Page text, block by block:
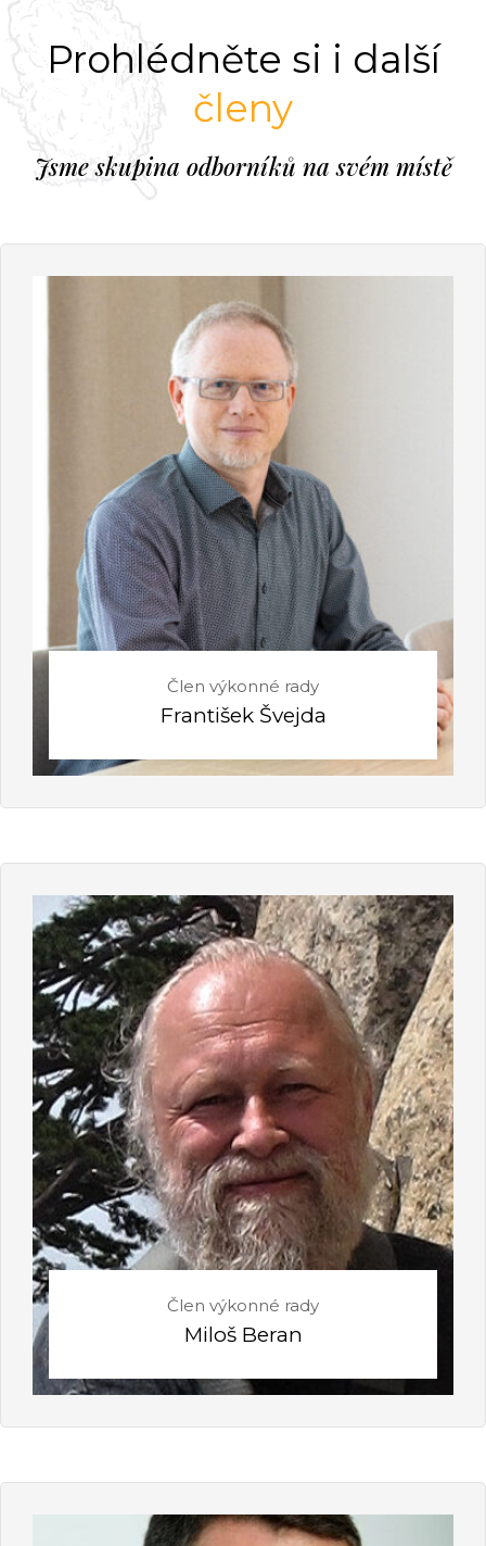
Prohlédněte si i další
členy
Jsme skupina odborníků na svém místě
Člen výkonné rady
František Švejda
Člen výkonné rady
Miloš Beran